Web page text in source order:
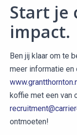
Start je
impact.
Ben jij klaar om te
meer informatie en
koffie met een van
ontmoeten!